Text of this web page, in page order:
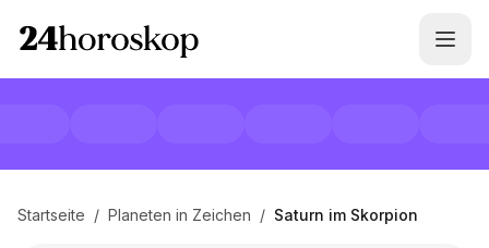
Startseite / Planeten in Zeichen / Saturn im Skorpion